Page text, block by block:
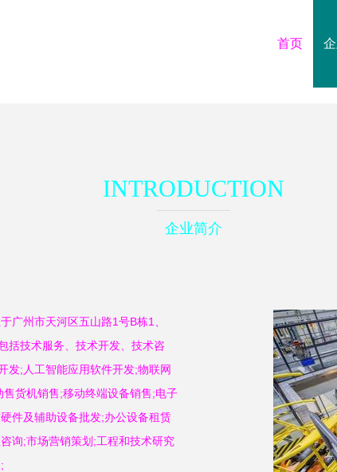
首页
INTRODUCTION
企业简介
广州市天河区五山路1号B栋1、
括技术服务、技术开发、技术咨
发;人工智能应用软件开发;物联网
货机销售;移动终端设备销售;电子
件及辅助设备批发;办公设备租赁
询;市场营销策划;工程和技术研究